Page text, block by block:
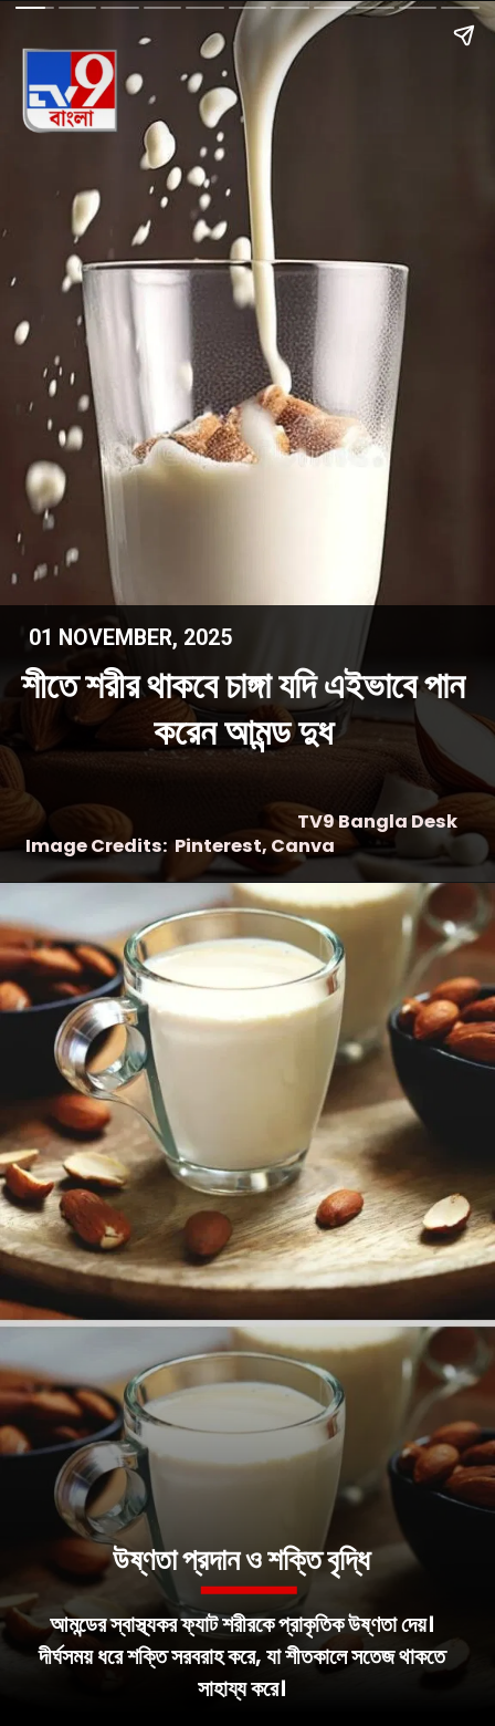
01 NOVEMBER, 2025
শীতে শরীর থাকবে চাঙ্গা যদি এইভাবে পান
করেন আমন্ড দুধ
Image Credits: Pinterest, Canva
TV9 Bangla Desk
আমন্ডের স্বাস্থ্যকর ফ্যাট শরীরকে প্রাকৃতিক উষ্ণতা দেয়।
দীর্ঘসময় ধরে শক্তি সরবরাহ করে, যা শীতকালে সতেজ থাকতে
উষ্ণতা প্রদান ও শক্তি বৃদ্ধি